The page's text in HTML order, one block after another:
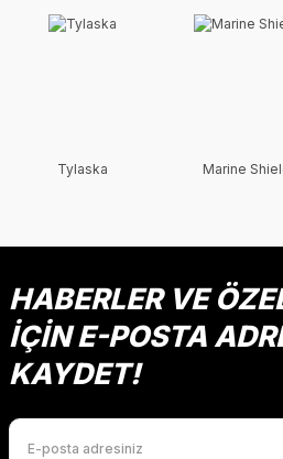
Tylaska Marine
HABERLER VE
İÇİN E-POSTA
KAYDET!